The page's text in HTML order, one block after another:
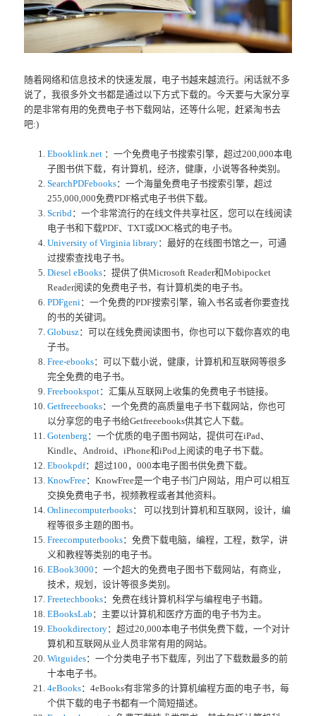
随着网络和信息技术的快速发展，电子书越来越流行。闲话就不多
说了，我很多外文书都是通过以下方式下载的。今天要与大家分享
的是非常有用的免费电子书下载网站，还等什么呢，赶紧淘书去
吧:)
Ebooklink.net：一个免费电子书搜索引擎，超过200,000本电
子图书供下载，有计算机，经济，健康，小说等各种类别。
SearchPDFebooks：一个海量免费电子书搜索引擎，超过
255,000,000免费PDF格式电子书供下载。
Scribd：一个非常流行的在线文件共享社区，您可以在线阅读
电子书和下载PDF、TXT或DOC格式的电子书。
University of Virginia library：最好的在线图书馆之一，可通
过搜索查找电子书。
Diesel eBooks：提供了供Microsoft Reader和Mobipocket
Reader阅读的免费电子书，有计算机类的电子书。
PDFgeni：一个免费的PDF搜索引擎，输入书名或者你要查找
的书的关键词。
Globusz：可以在线免费阅读图书，你也可以下载你喜欢的电
子书。
Free-ebooks：可以下载小说，健康，计算机和互联网等很多
完全免费的电子书。
Freebookspot：汇集从互联网上收集的免费电子书链接。
Getfreeebooks：一个免费的高质量电子书下载网站，你也可
以分享您的电子书给Getfreeebooks供其它人下载。
Gotenberg ：一个优质的电子图书网站，提供可在iPad、
Kindle、Android、iPhone和iPod上阅读的电子书下载。
Ebookpdf：超过100，000本电子图书供免费下载。
KnowFree：KnowFree是一个电子书门户网站，用户可以相互
交换免费电子书，视频教程或者其他资料。
Onlinecomputerbooks： 可以找到计算机和互联网，设计，编
程等很多主题的图书。
Freecomputerbooks：免费下载电脑，编程，工程，数学，讲
义和教程等类别的电子书。
EBook3000 ：一个超大的免费电子图书下载网站，有商业，
技术，规划，设计等很多类别。
Freetechbooks：免费在线计算机科学与编程电子书籍。
EBooksLab ：主要以计算机和医疗方面的电子书为主。
Ebookdirectory：超过20,000本电子书供免费下载，一个对计
算机和互联网从业人员非常有用的网站。
Witguides：一个分类电子书下载库，列出了下载数最多的前
十本电子书。
4eBooks：4eBooks有非常多的计算机编程方面的电子书，每
个供下载的电子书都有一个简短描述。